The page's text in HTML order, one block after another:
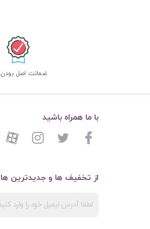
ضمانت اصل بودن
از تخفیف ها و جدیدترین
با ما همراه باشید